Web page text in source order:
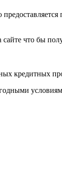
что бы
кредитных